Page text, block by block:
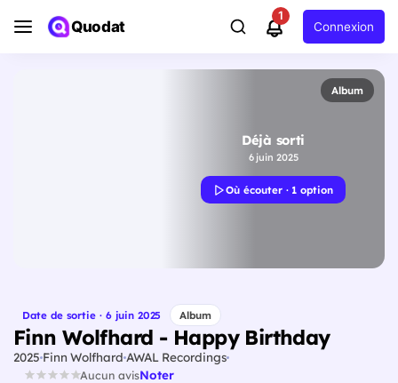
Quodat
1
Connexion
Album
Déjà sorti
6 juin 2025
Où écouter · 1 option
Date de sortie · 6 juin 2025 Album
Finn Wolfhard - Happy Birthday
2025 Finn Wolfhard AWAL Recordings
Aucun avisNoter